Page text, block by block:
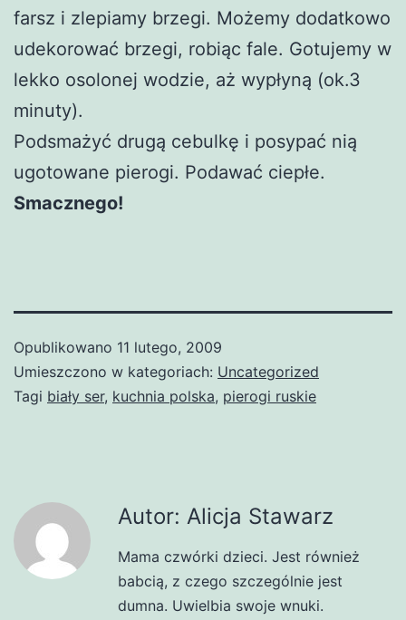
farsz i zlepiamy brzegi. Możemy dodatkowo
udekorować brzegi, robiąc fale. Gotujemy w
lekko osolonej wodzie, aż wypłyną (ok.3
minuty).
Podsmażyć drugą cebulkę i posypać nią
ugotowane pierogi. Podawać ciepłe.
Smacznego!
Opublikowano 11 lutego, 2009
Umieszczono w kategoriach: Uncategorized
Tagi biały ser, kuchnia polska, pierogi ruskie
Autor: Alicja Stawarz
Mama czwórki dzieci. Jest również
babcią, z czego szczególnie jest
dumna. Uwielbia swoje wnuki.